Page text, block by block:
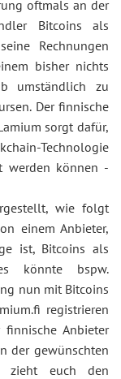
oftmals an der
Bitcoins als
Rechnungen
bisher nichts
umständlich zu
Der finnische
sorgt dafür,
Technologie
werden können -
wie folgt
einem Anbieter,
ist, Bitcoins als
könnte bspw.
nun mit Bitcoins
registrieren
Anbieter
der gewünschten
zieht euch den